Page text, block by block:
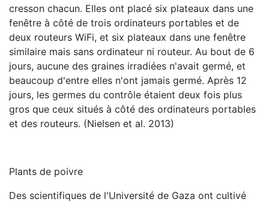
cresson chacun. Elles ont placé six plateaux dans une
fenêtre à côté de trois ordinateurs portables et de
deux routeurs WiFi, et six plateaux dans une fenêtre
similaire mais sans ordinateur ni routeur. Au bout de 6
jours, aucune des graines irradiées n'avait germé, et
beaucoup d'entre elles n'ont jamais germé. Après 12
jours, les germes du contrôle étaient deux fois plus
gros que ceux situés à côté des ordinateurs portables
et des routeurs. (Nielsen et al. 2013)
Plants de poivre
Des scientifiques de l'Université de Gaza ont cultivé